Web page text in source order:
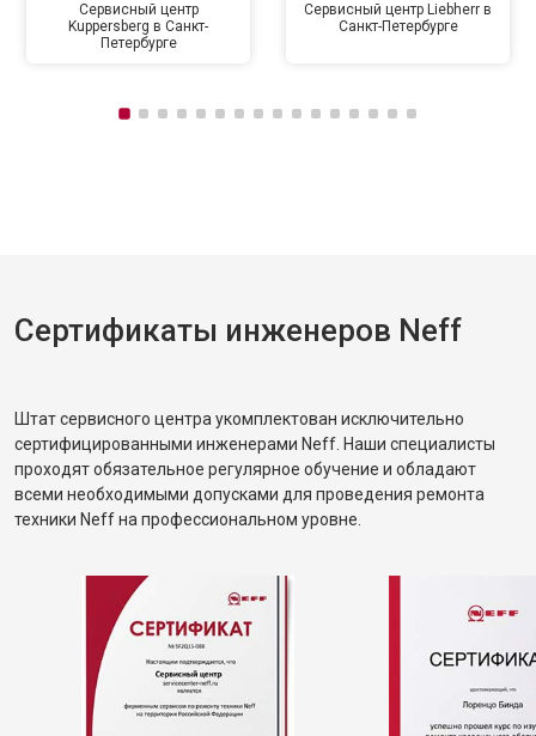
Сервисный центр
Kuppersberg в Санкт-
Петербурге
Сервисный центр Liebherr в
Санкт-Петербурге
Сертификаты инженеров Neff
Штат сервисного центра укомплектован исключительно
сертифицированными инженерами Neff. Наши специалисты
проходят обязательное регулярное обучение и обладают
всеми необходимыми допусками для проведения ремонта
техники Neff на профессиональном уровне.